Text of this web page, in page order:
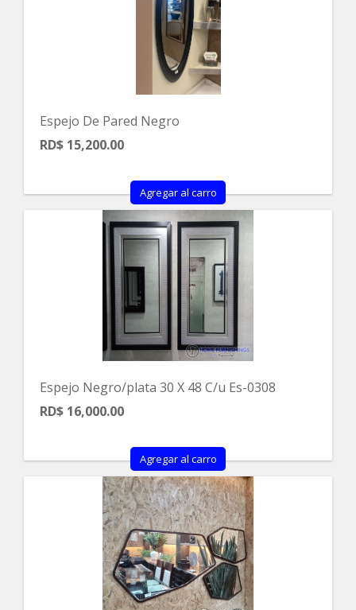
Espejo De Pared Negro
RD$ 15,200.00
Agregar al carro
Espejo Negro/plata 30 X 48 C/u Es-0308
RD$ 16,000.00
Agregar al carro